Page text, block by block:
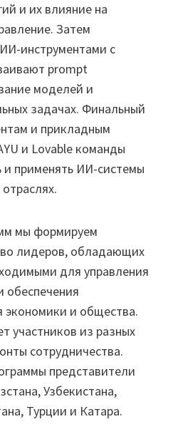
и их влияние на
Затем
инструментами с
prompt
моделей и
задачах. Финальный
и прикладным
и Lovable команды
и применять ИИ-системы
мы формируем
лидеров, обладающих
для управления
экономики и общества.
участников из разных
сотрудничества.
представители
Узбекистана,
Турции и Катара.